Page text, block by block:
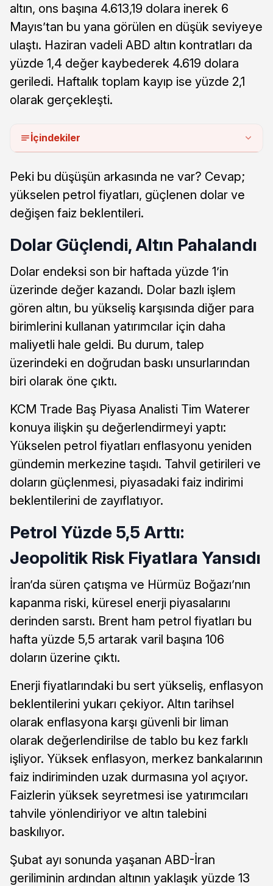
altın, ons başına 4.613,19 dolara inerek 6
Mayıs’tan bu yana görülen en düşük seviyeye
ulaştı. Haziran vadeli ABD altın kontratları da
yüzde 1,4 değer kaybederek 4.619 dolara
geriledi. Haftalık toplam kayıp ise yüzde 2,1
olarak gerçekleşti.
İçindekiler
Peki bu düşüşün arkasında ne var? Cevap;
yükselen petrol fiyatları, güçlenen dolar ve
değişen faiz beklentileri.
Dolar Güçlendi, Altın Pahalandı
Dolar endeksi son bir haftada yüzde 1’in
üzerinde değer kazandı. Dolar bazlı işlem
gören altın, bu yükseliş karşısında diğer para
birimlerini kullanan yatırımcılar için daha
maliyetli hale geldi. Bu durum, talep
üzerindeki en doğrudan baskı unsurlarından
biri olarak öne çıktı.
KCM Trade Baş Piyasa Analisti Tim Waterer
konuya ilişkin şu değerlendirmeyi yaptı:
Yükselen petrol fiyatları enflasyonu yeniden
gündemin merkezine taşıdı. Tahvil getirileri ve
doların güçlenmesi, piyasadaki faiz indirimi
beklentilerini de zayıflatıyor.
Petrol Yüzde 5,5 Arttı:
Jeopolitik Risk Fiyatlara Yansıdı
İran’da süren çatışma ve Hürmüz Boğazı’nın
kapanma riski, küresel enerji piyasalarını
derinden sarstı. Brent ham petrol fiyatları bu
hafta yüzde 5,5 artarak varil başına 106
doların üzerine çıktı.
Enerji fiyatlarındaki bu sert yükseliş, enflasyon
beklentilerini yukarı çekiyor. Altın tarihsel
olarak enflasyona karşı güvenli bir liman
olarak değerlendirilse de tablo bu kez farklı
işliyor. Yüksek enflasyon, merkez bankalarının
faiz indiriminden uzak durmasına yol açıyor.
Faizlerin yüksek seyretmesi ise yatırımcıları
tahvile yönlendiriyor ve altın talebini
baskılıyor.
Şubat ayı sonunda yaşanan ABD-İran
geriliminin ardından altının yaklaşık yüzde 13